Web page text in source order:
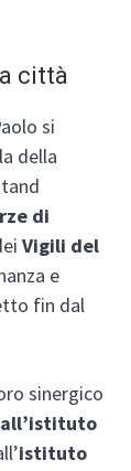
città
si
della
di
Vigili del
e
fin dal
sinergico
istituto